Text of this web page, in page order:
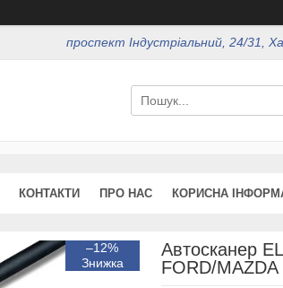
проспект Індустріальний, 24/31,
КОНТАКТИ ПРО НАС КОРИСНА
–12%
Автосканер
FORD/